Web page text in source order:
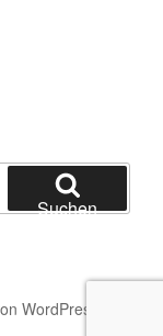
Suchen
WordPress